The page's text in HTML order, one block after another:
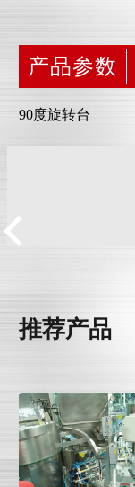
产品参数
90度旋转台
推荐产品